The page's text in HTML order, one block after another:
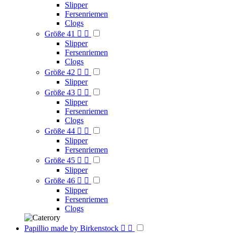
Slipper
Fersenriemen
Clogs
Größe 41  
Slipper
Fersenriemen
Clogs
Größe 42  
Slipper
Größe 43  
Slipper
Fersenriemen
Clogs
Größe 44  
Slipper
Fersenriemen
Größe 45  
Slipper
Größe 46  
Slipper
Fersenriemen
Clogs
Papillio made by Birkenstock  